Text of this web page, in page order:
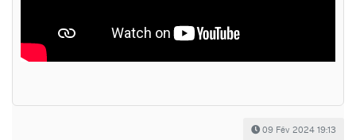
09 Fév 2024 19:13